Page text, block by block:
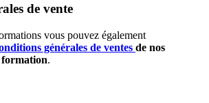
de vente
vous pouvez également
générales de ventes de nos
formation.